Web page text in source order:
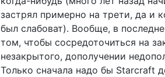
застрял примерно на трети, да и
был слабоват). Вообще, в
том, чтобы сосредоточиться на
незакрытого, дополучении
Только сначала надо бы Starcraft